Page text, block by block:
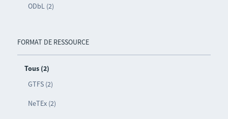
ODbL (2)
FORMAT DE RESSOURCE
Tous (2)
GTFS (2)
NeTEx (2)